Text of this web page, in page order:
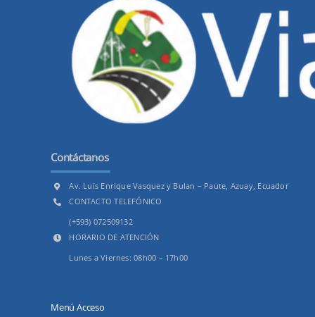
Contáctanos
Av. Luis Enrique Vasquez y Bulan – Paute, Azuay, Ecuador
CONTACTO TELEFÓNICO
(+593) 072509132
HORARIO DE ATENCIÓN
Lunes a Viernes: 08h00 – 17h00
Menú Acceso